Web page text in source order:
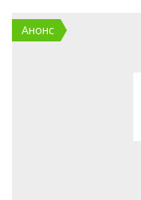
Анонс